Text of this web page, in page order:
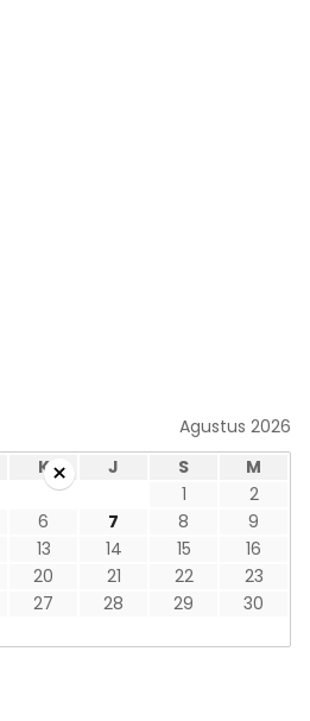
Agustus 2026
K J S
M
1
2
6 7 8
9
13 14 15
16
20 21 22
23
27 28 29
30
×